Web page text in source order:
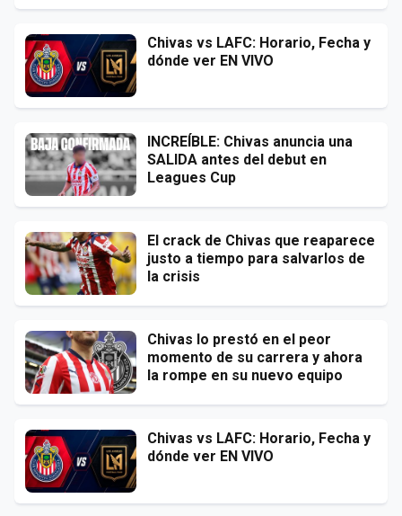
Chivas vs LAFC: Horario, Fecha y
dónde ver EN VIVO
INCREÍBLE: Chivas anuncia una
SALIDA antes del debut en
Leagues Cup
El crack de Chivas que reaparece
justo a tiempo para salvarlos de
la crisis
Chivas lo prestó en el peor
momento de su carrera y ahora
la rompe en su nuevo equipo
Chivas vs LAFC: Horario, Fecha y
dónde ver EN VIVO